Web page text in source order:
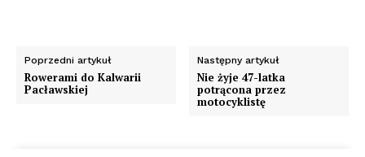
Poprzedni artykuł
Rowerami do Kalwarii
Pacławskiej
Następny artykuł
Nie żyje 47-latka
potrącona przez
motocyklistę